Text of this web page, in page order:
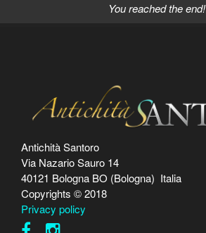
You reached the end!
Antichità Santoro
Via Nazario Sauro 14
40121 Bologna BO (Bologna) Italia
Copyrights © 2018
Privacy policy